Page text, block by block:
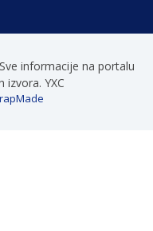
informacije na portalu
izvora. YXC